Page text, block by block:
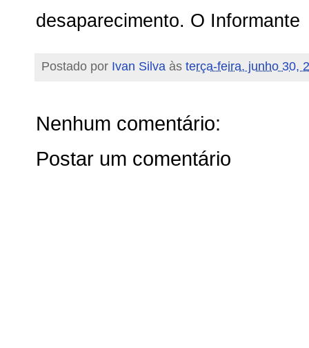
desaparecimento. O Informante
Postado por Ivan Silva às terça-feira, junho 30,
Nenhum comentário:
Postar um comentário